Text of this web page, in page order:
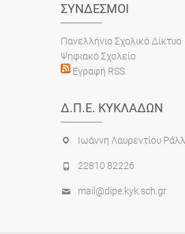
ΣΎΝΔΕΣΜΟΙ
Πανελλήνιο Σχολικό Δίκτυο
Ψηφιακό Σχολείο
Εγραφή RSS
Δ.Π.Ε. ΚΥΚΛΆΔΩΝ
Ιωάννη Λαυρεντίου
22810 82226
mail@dipe.kyk.sch.gr